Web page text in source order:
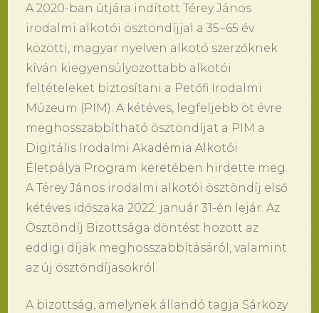
A 2020-ban útjára indított Térey János
irodalmi alkotói ösztöndíjjal a 35−65 év
közötti, magyar nyelven alkotó szerzőknek
kíván kiegyensúlyozottabb alkotói
feltételeket biztosítani a Petőfi Irodalmi
Múzeum (PIM). A kétéves, legfeljebb öt évre
meghosszabbítható ösztöndíjat a PIM a
Digitális Irodalmi Akadémia Alkotói
Életpálya Program keretében hirdette meg.
A Térey János irodalmi alkotói ösztöndíj első
kétéves időszaka 2022. január 31-én lejár. Az
Ösztöndíj Bizottsága döntést hozott az
eddigi díjak meghosszabbításáról, valamint
az új ösztöndíjasokról.
A bizottság, amelynek állandó tagja Sárközy